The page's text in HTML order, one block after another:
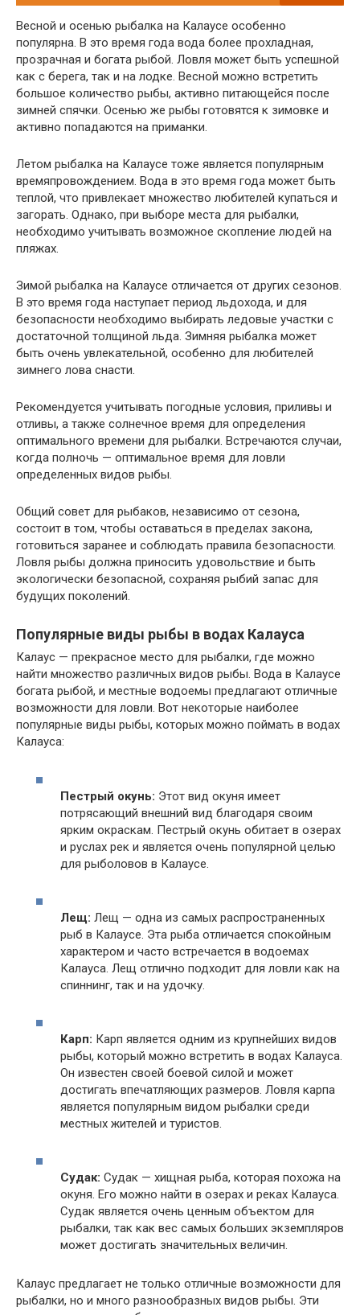
Весной и осенью рыбалка на Калаусе особенно
популярна. В это время года вода более прохладная,
прозрачная и богата рыбой. Ловля может быть успешной
как с берега, так и на лодке. Весной можно встретить
большое количество рыбы, активно питающейся после
зимней спячки. Осенью же рыбы готовятся к зимовке и
активно попадаются на приманки.
Летом рыбалка на Калаусе тоже является популярным
времяпровождением. Вода в это время года может быть
теплой, что привлекает множество любителей купаться и
загорать. Однако, при выборе места для рыбалки,
необходимо учитывать возможное скопление людей на
пляжах.
Зимой рыбалка на Калаусе отличается от других сезонов.
В это время года наступает период льдохода, и для
безопасности необходимо выбирать ледовые участки с
достаточной толщиной льда. Зимняя рыбалка может
быть очень увлекательной, особенно для любителей
зимнего лова снасти.
Рекомендуется учитывать погодные условия, приливы и
отливы, а также солнечное время для определения
оптимального времени для рыбалки. Встречаются случаи,
когда полночь — оптимальное время для ловли
определенных видов рыбы.
Общий совет для рыбаков, независимо от сезона,
состоит в том, чтобы оставаться в пределах закона,
готовиться заранее и соблюдать правила безопасности.
Ловля рыбы должна приносить удовольствие и быть
экологически безопасной, сохраняя рыбий запас для
будущих поколений.
Популярные виды рыбы в водах Калауса
Калаус — прекрасное место для рыбалки, где можно
найти множество различных видов рыбы. Вода в Калаусе
богата рыбой, и местные водоемы предлагают отличные
возможности для ловли. Вот некоторые наиболее
популярные виды рыбы, которых можно поймать в водах
Калауса:
Пестрый окунь: Этот вид окуня имеет
потрясающий внешний вид благодаря своим
ярким окраскам. Пестрый окунь обитает в озерах
и руслах рек и является очень популярной целью
для рыболовов в Калаусе.
Лещ: Лещ — одна из самых распространенных
рыб в Калаусе. Эта рыба отличается спокойным
характером и часто встречается в водоемах
Калауса. Лещ отлично подходит для ловли как на
спиннинг, так и на удочку.
Карп: Карп является одним из крупнейших видов
рыбы, который можно встретить в водах Калауса.
Он известен своей боевой силой и может
достигать впечатляющих размеров. Ловля карпа
является популярным видом рыбалки среди
местных жителей и туристов.
Судак: Судак — хищная рыба, которая похожа на
окуня. Его можно найти в озерах и реках Калауса.
Судак является очень ценным объектом для
рыбалки, так как вес самых больших экземпляров
может достигать значительных величин.
Калаус предлагает не только отличные возможности для
рыбалки, но и много разнообразных видов рыбы. Эти